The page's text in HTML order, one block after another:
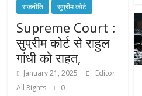
राजनीति
सुप्रीम कोर्ट
Supreme Court :
सुप्रीम कोर्ट से राहुल
गांधी को राहत,
January 21, 2025
Editor
All Rights
0